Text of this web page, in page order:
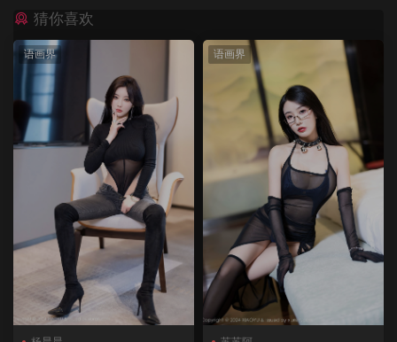
猜你喜欢
语画界 语画界